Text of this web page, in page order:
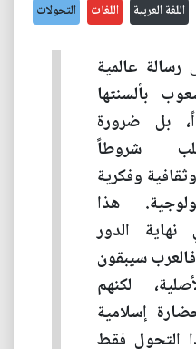
اللغة العربية اللغات التحولات
رسالة عالمية
بألسنتها
بل ضرورة
شروطاً
وفكرية
هذا
الدور
فالعرب سيبقون
لكنهم
إسلامية
التحول فقط